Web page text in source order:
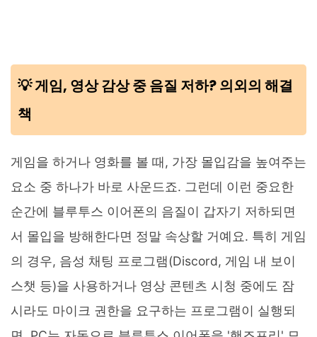
💡 게임, 영상 감상 중 음질 저하? 의외의 해결
책
게임을 하거나 영화를 볼 때, 가장 몰입감을 높여주는
요소 중 하나가 바로 사운드죠. 그런데 이런 중요한
순간에 블루투스 이어폰의 음질이 갑자기 저하되면
서 몰입을 방해한다면 정말 속상할 거예요. 특히 게임
의 경우, 음성 채팅 프로그램(Discord, 게임 내 보이
스챗 등)을 사용하거나 영상 콘텐츠 시청 중에도 잠
시라도 마이크 권한을 요구하는 프로그램이 실행되